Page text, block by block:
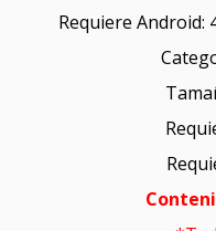
Requiere Android: